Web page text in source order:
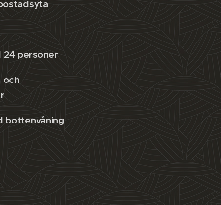
personer
bottenvåning